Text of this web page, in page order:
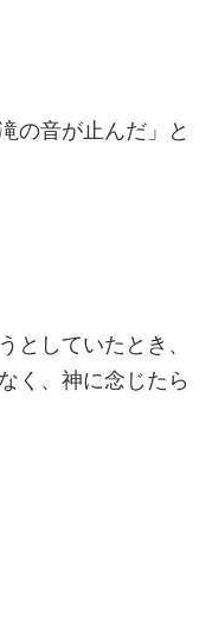
の音が止んだ」と
としていたとき、
く、神に念じたら